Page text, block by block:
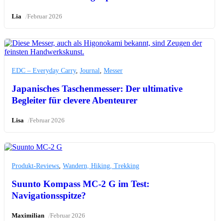
Lia /Februar 2026
EDC – Everyday Carry, Journal Messer
Japanisches Taschenmesser: Der ultimative
Begleiter für clevere Abenteurer
Lisa /Februar 2026
Produkt-Reviews Wandern, Hiking, Trekking
Suunto Kompass MC-2 G im Test:
Navigationsspitze?
Maximilian /Februar 2026